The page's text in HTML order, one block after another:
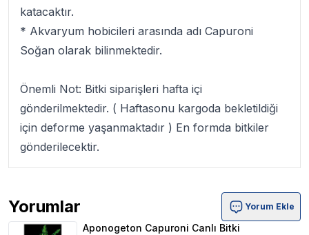
katacaktır.
* Akvaryum hobicileri arasında adı Capuroni
Soğan olarak bilinmektedir.
Önemli Not: Bitki siparişleri hafta içi
gönderilmektedir. ( Haftasonu kargoda bekletildiği
için deforme yaşanmaktadır ) En formda bitkiler
gönderilecektir.
Yorumlar
Aponogeton Capuroni Canlı Bitki Ürün Yorumları
Yorum Ekle
Aponogeton Capuroni Canlı Bitki